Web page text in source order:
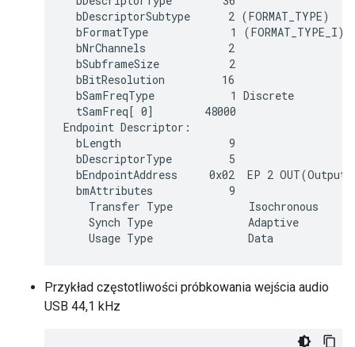
  bDescriptorSubtype      2 (FORMAT_TYPE)
  bFormatType             1 (FORMAT_TYPE_I)
  bNrChannels             2
  bSubframeSize           2
  bBitResolution         16
  bSamFreqType            1 Discrete
  tSamFreq[ 0]        48000
Endpoint Descriptor:
  bLength                 9
  bDescriptorType         5
  bEndpointAddress     0x02  EP 2 OUT(Output)
  bmAttributes            9
    Transfer Type            Isochronous
    Synch Type               Adaptive
Przykład częstotliwości próbkowania wejścia audio
USB 44,1 kHz